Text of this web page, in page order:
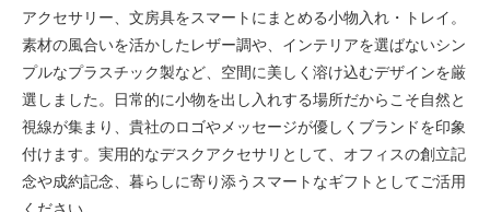
アクセサリー、文房具をスマートにまとめる小物入れ・トレイ。
素材の風合いを活かしたレザー調や、インテリアを選ばないシン
プルなプラスチック製など、空間に美しく溶け込むデザインを厳
選しました。日常的に小物を出し入れする場所だからこそ自然と
視線が集まり、貴社のロゴやメッセージが優しくブランドを印象
付けます。実用的なデスクアクセサリとして、オフィスの創立記
念や成約記念、暮らしに寄り添うスマートなギフトとしてご活用